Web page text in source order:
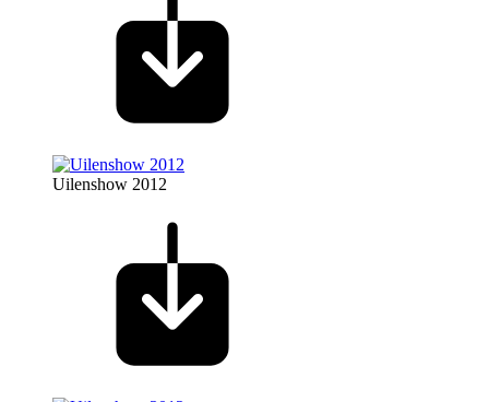
Uilenshow 2012